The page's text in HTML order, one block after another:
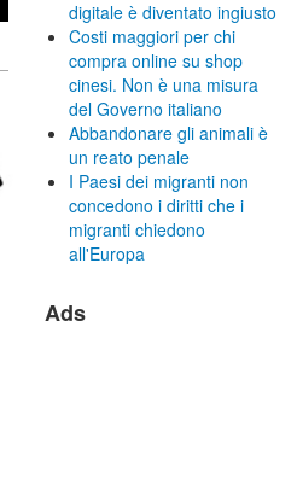
digitale è diventato ingiusto
Costi maggiori per chi
compra online su shop
cinesi. Non è una misura
del Governo italiano
Abbandonare gli animali è
un reato penale
I Paesi dei migranti non
concedono i diritti che i
migranti chiedono
all'Europa
Ads